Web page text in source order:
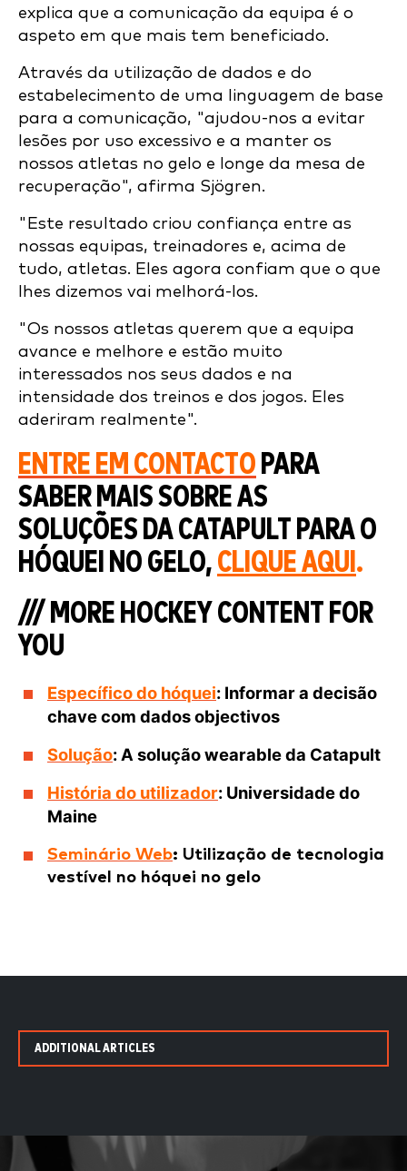
explica que a comunicação da equipa é o
aspeto em que mais tem beneficiado.
Através da utilização de dados e do
estabelecimento de uma linguagem de base
para a comunicação, "ajudou-nos a evitar
lesões por uso excessivo e a manter os
nossos atletas no gelo e longe da mesa de
recuperação", afirma Sjögren.
"Este resultado criou confiança entre as
nossas equipas, treinadores e, acima de
tudo, atletas. Eles agora confiam que o que
lhes dizemos vai melhorá-los.
"Os nossos atletas querem que a equipa
avance e melhore e estão muito
interessados nos seus dados e na
intensidade dos treinos e dos jogos. Eles
aderiram realmente".
ENTRE EM CONTACTO PARA
SABER MAIS SOBRE AS
SOLUÇÕES DA CATAPULT PARA O
HÓQUEI NO GELO, CLIQUE AQUI .
/// MORE HOCKEY CONTENT FOR
YOU
Específico do hóquei: Informar a decisão
chave com dados objectivos
Solução: A solução wearable da Catapult
História do utilizador: Universidade do
Maine
Seminário Web: Utilização de tecnologia
vestível no hóquei no gelo
ADDITIONAL ARTICLES